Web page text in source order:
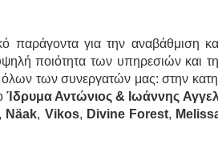
παράγοντα για την αναβάθμιση
ποιότητα των υπηρεσιών και
των συνεργατών μας: στην
Ίδρυμα Αντώνιος & Ιωάννης
, Näak, Vikos, Divine Forest,